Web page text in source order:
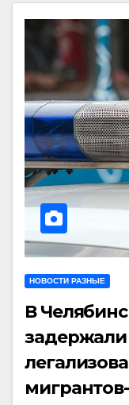
НОВОСТИ РАЗНЫЕ
В
задержали